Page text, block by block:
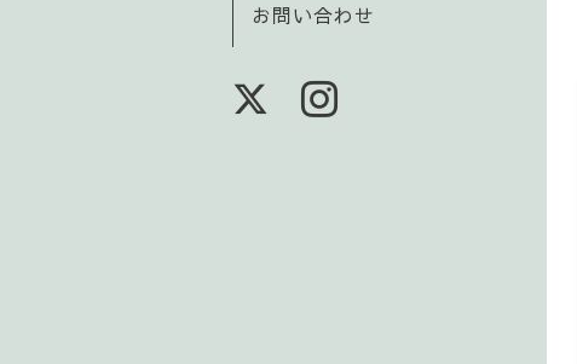
お問い合わせ